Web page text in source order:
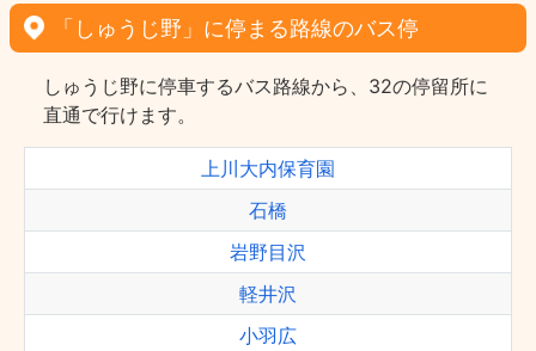
「しゅうじ野」に停まる路線のバス停
しゅうじ野に停車するバス路線から、32の停留所に
直通で行けます。
上川大内保育園
石橋
岩野目沢
軽井沢
小羽広